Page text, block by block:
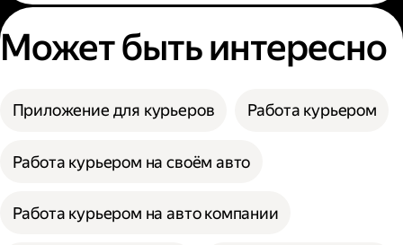
Может быть интересно
Приложение для курьеров Работа курьером
Работа курьером на своём авто
Работа курьером на авто компании